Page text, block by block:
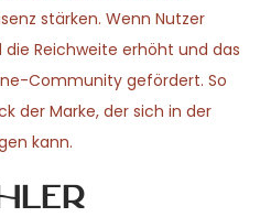
stärken. Wenn Nutzer
Reichweite erhöht und das
Community gefördert. So
der Marke, der sich in der
kann.